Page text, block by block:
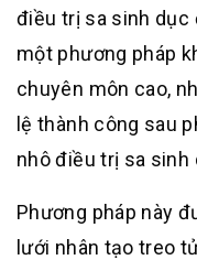
điều trị sa sinh dục
một phương pháp
chuyên môn cao,
lệ thành công sau
nhô điều trị sa sinh
Phương pháp này
lưới nhân tạo treo